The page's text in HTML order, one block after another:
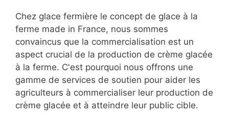
Chez glace fermière le concept de glace à la
ferme made in France, nous sommes
convaincus que la commercialisation est un
aspect crucial de la production de crème glacée
à la ferme. C'est pourquoi nous offrons une
gamme de services de soutien pour aider les
agriculteurs à commercialiser leur production de
crème glacée et à atteindre leur public cible.